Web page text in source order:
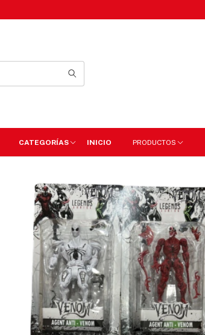
CATEGORÍAS INICIO PRODUCTOS